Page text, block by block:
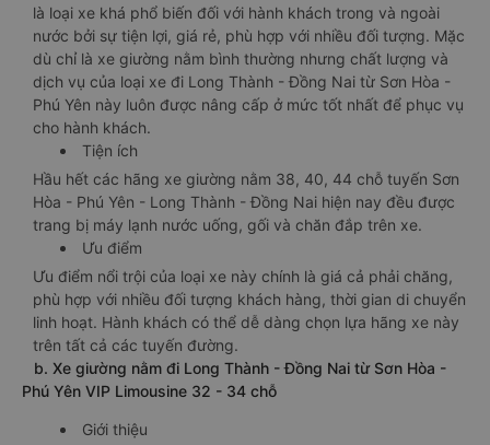
là loại xe khá phổ biến đối với hành khách trong và ngoài
nước bởi sự tiện lợi, giá rẻ, phù hợp với nhiều đối tượng. Mặc
dù chỉ là xe giường nằm bình thường nhưng chất lượng và
dịch vụ của loại xe đi Long Thành - Đồng Nai từ Sơn Hòa -
Phú Yên này luôn được nâng cấp ở mức tốt nhất để phục vụ
cho hành khách.
Tiện ích
Hầu hết các hãng xe giường nằm 38, 40, 44 chỗ tuyến Sơn
Hòa - Phú Yên - Long Thành - Đồng Nai hiện nay đều được
trang bị máy lạnh nước uống, gối và chăn đắp trên xe.
Ưu điểm
Ưu điểm nổi trội của loại xe này chính là giá cả phải chăng,
phù hợp với nhiều đối tượng khách hàng, thời gian di chuyển
linh hoạt. Hành khách có thể dễ dàng chọn lựa hãng xe này
trên tất cả các tuyến đường.
b. Xe giường nằm đi Long Thành - Đồng Nai từ Sơn Hòa -
Phú Yên VIP Limousine 32 - 34 chỗ
Giới thiệu